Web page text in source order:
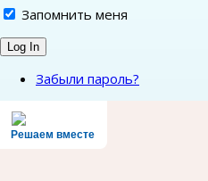
Запомнить меня
Забыли пароль?
Решаем вместе